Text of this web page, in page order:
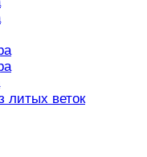
литых веток